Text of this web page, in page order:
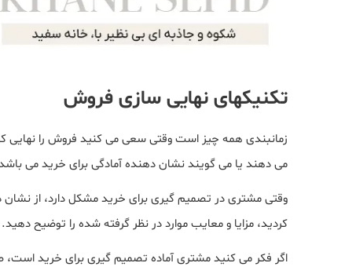
تکنیکهای نهایی سازی فروش
زمانبندی همه چیز است وقتی سعی می کنید فروش را نهایی
می دهند یا می گویند نشان دهنده آمادگی برای خرید می
وقتی مشتری در تصمیم گیری برای خرید مشکل دارد، از نشان
کردید، مزایا و معایب موارد در نظر گرفته شده را توضیح دهید.
اگر فکر می کنید مشتری آماده تصمیم گیری برای خرید